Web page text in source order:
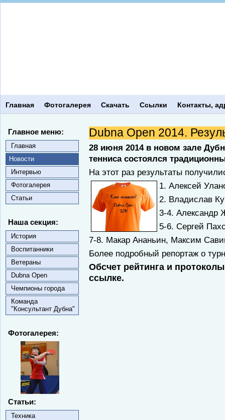
Главная Фотогалерея Скачать Ссылки Контакты,
Главное меню:
Главная
Новости
Интервью
Фотогалерея
Статьи
Наша секция:
История
Воспитанники
Ветераны
Dubna Open
Чемпионы города
Команда
"Консультант Дубна"
Фотогалерея:
Статьи:
Техника
Dubna Open 2014.
28 июня 2014 в новом зале
тенниса состоялся
На этот раз результаты
1. Алексей
2. Владислав
3-4. Александр
5-6. Сергей
7-8. Макар Ананьин, Максим
Более подробный репортаж о
Обсчет рейтинга и
ссылке.